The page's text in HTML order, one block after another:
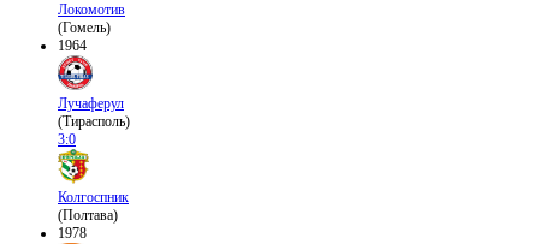
Локомотив
(Гомель)
1964
Лучаферул
(Тирасполь)
3:0
Колгоспник
(Полтава)
1978